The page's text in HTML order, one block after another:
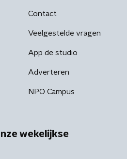
Contact
Veelgestelde vragen
App de studio
Adverteren
NPO Campus
wekelijkse